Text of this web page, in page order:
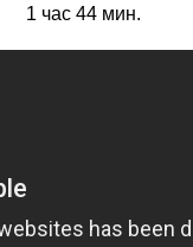
час 44 мин.